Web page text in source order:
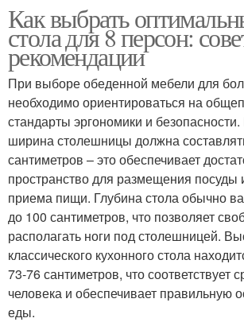
Подход к изготовлению
Подход к шпаклеванию
Как выбрать
стола для 8 персон:
рекомендации
При выборе обеденной мебели для
необходимо ориентироваться на
стандарты эргономики и
ширина столешницы должна
сантиметров – это обеспечивает
пространство для размещения посуды
приема пищи. Глубина стола обычно
до 100 сантиметров, что позволяет
располагать ноги под столешницей.
классического кухонного стола
73-76 сантиметров, что соответствует
человека и обеспечивает правильную
еды.